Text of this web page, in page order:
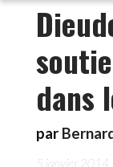
dans
par
5 janvier 2014